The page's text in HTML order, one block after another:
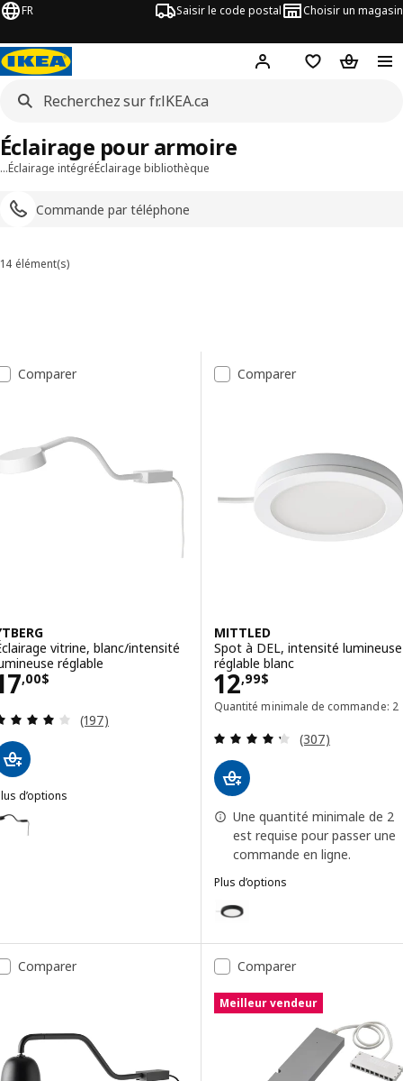
FR Saisir le code postal Choisir un magasin
Hej ! Connectez-vous
Liste d'achats
Panier
…Éclairage intégréÉclairage bibliothèque
Commande par téléphone
Éclairage pour armoire
Trier et filtrer
14 élément(s)
Liste des résultats
Comparer
vitrine, blanc/intensité
réglable
,00$
17,00$
Examen: 4.1 sur des 5 Étoiles. Total des
(197)
d’options
: YTBERG, Éclairage vitrine, noir/intensité lumineuse réglable
Comparer
MITTLED
Spot à DEL, intensité lumineuse
réglable blanc
12,99$
Prix 12,99$
Quantité minimale de commande: 2
Examen: 4.3
(307)
Une quantité minimale de 2
est requise pour passer une
commande en ligne.
Plus d’options
Option : MITTLED, Spot à
Comparer Comparer
Meilleur vendeur